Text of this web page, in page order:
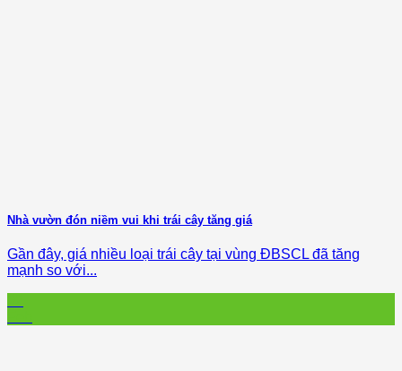
Nhà vườn đón niềm vui khi trái cây tăng giá
Gần đây, giá nhiều loại trái cây tại vùng ÐBSCL đã tăng
mạnh so với...